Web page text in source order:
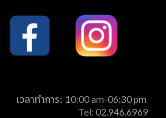
เวลาทำการ: 10:00 am-06:30 pm
Tel: 02.946.6969